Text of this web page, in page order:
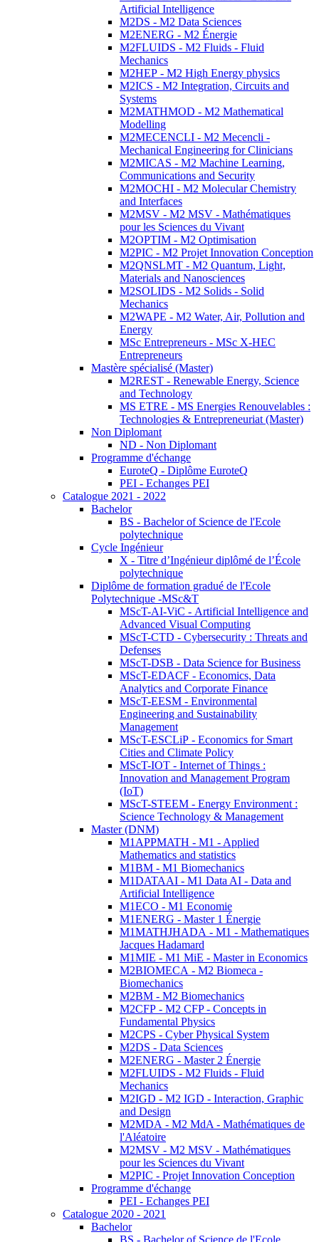
Artificial Intelligence
M2DS - M2 Data Sciences
M2ENERG - M2 Énergie
M2FLUIDS - M2 Fluids - Fluid
Mechanics
M2HEP - M2 High Energy physics
M2ICS - M2 Integration, Circuits and
Systems
M2MATHMOD - M2 Mathematical
Modelling
M2MECENCLI - M2 Mecencli -
Mechanical Engineering for Clinicians
M2MICAS - M2 Machine Learning,
Communications and Security
M2MOCHI - M2 Molecular Chemistry
and Interfaces
M2MSV - M2 MSV - Mathématiques
pour les Sciences du Vivant
M2OPTIM - M2 Optimisation
M2PIC - M2 Projet Innovation Conception
M2QNSLMT - M2 Quantum, Light,
Materials and Nanosciences
M2SOLIDS - M2 Solids - Solid
Mechanics
M2WAPE - M2 Water, Air, Pollution and
Energy
MSc Entrepreneurs - MSc X-HEC
Entrepreneurs
Mastère spécialisé (Master)
M2REST - Renewable Energy, Science
and Technology
MS ETRE - MS Energies Renouvelables :
Technologies & Entrepreneuriat (Master)
Non Diplomant
ND - Non Diplomant
Programme d'échange
EuroteQ - Diplôme EuroteQ
PEI - Echanges PEI
Catalogue 2021 - 2022
Bachelor
BS - Bachelor of Science de l'Ecole
polytechnique
Cycle Ingénieur
X - Titre d’Ingénieur diplômé de l’École
polytechnique
Diplôme de formation gradué de l'Ecole
Polytechnique -MSc&T
MScT-AI-ViC - Artificial Intelligence and
Advanced Visual Computing
MScT-CTD - Cybersecurity : Threats and
Defenses
MScT-DSB - Data Science for Business
MScT-EDACF - Economics, Data
Analytics and Corporate Finance
MScT-EESM - Environmental
Engineering and Sustainability
Management
MScT-ESCLiP - Economics for Smart
Cities and Climate Policy
MScT-IOT - Internet of Things :
Innovation and Management Program
(IoT)
MScT-STEEM - Energy Environment :
Science Technology & Management
Master (DNM)
M1APPMATH - M1 - Applied
Mathematics and statistics
M1BM - M1 Biomechanics
M1DATAAI - M1 Data AI - Data and
Artificial Intelligence
M1ECO - M1 Economie
M1ENERG - Master 1 Énergie
M1MATHJHADA - M1 - Mathematiques
Jacques Hadamard
M1MIE - M1 MiE - Master in Economics
M2BIOMECA - M2 Biomeca -
Biomechanics
M2BM - M2 Biomechanics
M2CFP - M2 CFP - Concepts in
Fundamental Physics
M2CPS - Cyber Physical System
M2DS - Data Sciences
M2ENERG - Master 2 Énergie
M2FLUIDS - M2 Fluids - Fluid
Mechanics
M2IGD - M2 IGD - Interaction, Graphic
and Design
M2MDA - M2 MdA - Mathématiques de
l'Aléatoire
M2MSV - M2 MSV - Mathématiques
pour les Sciences du Vivant
M2PIC - Projet Innovation Conception
Programme d'échange
PEI - Echanges PEI
Catalogue 2020 - 2021
Bachelor
BS - Bachelor of Science de l'Ecole